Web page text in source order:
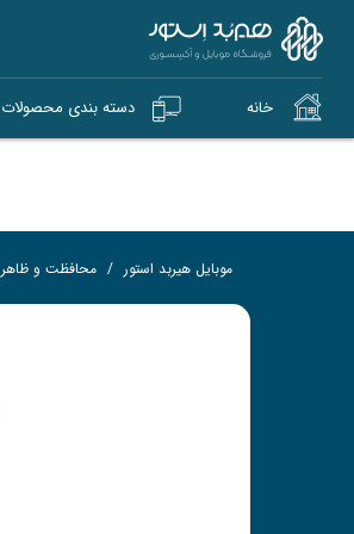
خانه دسته بندی محصولات
موبایل هیربد استور محافظت و ظاهر